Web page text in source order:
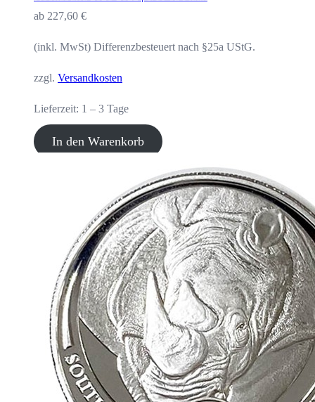
ab 227,60 €
(inkl. MwSt) Differenzbesteuert nach §25a UStG.
zzgl. Versandkosten
Lieferzeit: 1 – 3 Tage
In den Warenkorb